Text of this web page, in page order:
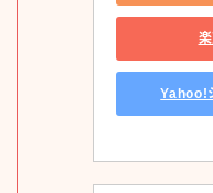
Yahoo!